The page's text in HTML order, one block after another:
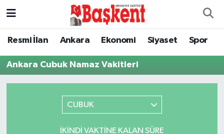
Resmi İlan Ankara Ekonomi Siyaset Spor
Ankara Cubuk Namaz Vakitleri
CUBUK
İKINDI VAKTINE KALAN SÜRE
Ankara
Asayiş
Ankara Nöbetçi Eczaneler
Ankara Hava Durumu
Ankara Trafik Yoğunluk Haritası